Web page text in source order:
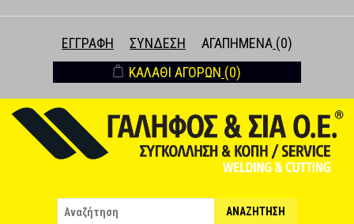
ΕΓΓΡΑΦΉ ΣΎΝΔΕΣΗ ΑΓΑΠΗΜΈΝΑ (0)
ΚΑΛΆΘΙ ΑΓΟΡΏΝ (0)
ΑΝΑΖΉΤΗΣΗ